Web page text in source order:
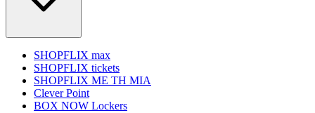
SHOPFLIX max
SHOPFLIX tickets
SHOPFLIX ΜΕ ΤΗ ΜΙΑ
Clever Point
BOX NOW Lockers